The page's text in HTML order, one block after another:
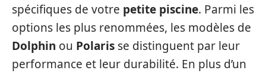
spécifiques de votre petite piscine. Parmi les
options les plus renommées, les modèles de
Dolphin ou Polaris se distinguent par leur
performance et leur durabilité. En plus d’un